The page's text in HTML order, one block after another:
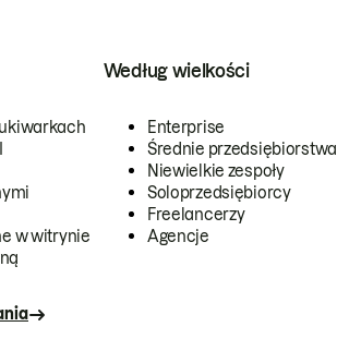
w witrynie
Według wielkości
Enterprise
Średnie przedsiębiorstwa
Niewielkie zespoły
Soloprzedsiębiorcy
Freelancerzy
Agencje